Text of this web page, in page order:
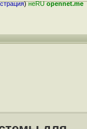
)неRUopennet.me